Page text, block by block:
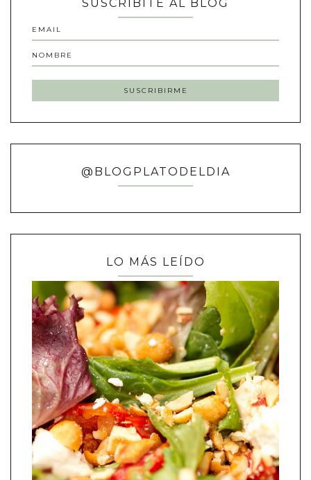
SUSCRIBITE AL BLOG
@BLOGPLATODELDIA
LO MÁS LEÍDO